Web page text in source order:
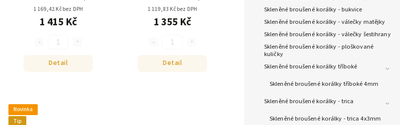
Skleněné broušené korálky - bukvice
Skleněné broušené korálky - válečky matějky
Skleněné broušené korálky - válečky šestihrany
Skleněné broušené korálky - ploškované
kuličky
Skleněné broušené korálky tříboké
Skleněné broušené korálky tříboké 4mm
Skleněné broušené korálky - trica
Skleněné broušené korálky - trica 4x3mm
1 169,42 Kč bez DPH
1 415 Kč
Detail
1 119,83 Kč bez DPH
1 355 Kč
Detail
Novinka
Tip